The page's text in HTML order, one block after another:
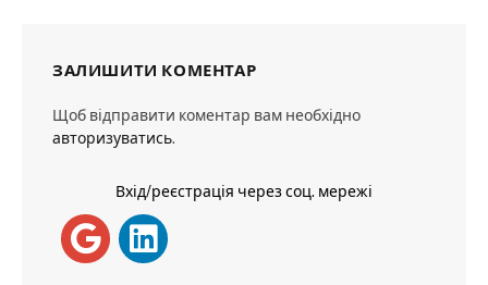
ЗАЛИШИТИ КОМЕНТАР
Щоб відправити коментар вам необхідно
авторизуватись.
Вхід/реєстрація через соц. мережі